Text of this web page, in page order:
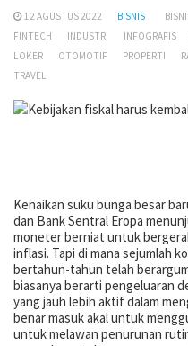
12 AGUSTUS 2022 BISNIS
FINTECH
INDUSTRI INFOGRAFIS
LOKER
OTOMOTIF PROPERTI
TRAVEL
Kenaikan suku bunga besar
dan Bank Sentral Eropa
moneter berniat untuk
inflasi. Tapi di mana sejumlah
bertahun-tahun telah
biasanya berarti pengeluaran
yang jauh lebih aktif dalam
benar masuk akal untuk
untuk melawan penurunan